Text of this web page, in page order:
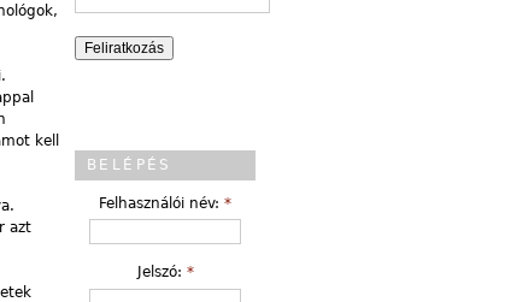
kell
azt
BELÉPÉS
Felhasználói név: *
Jelszó: *